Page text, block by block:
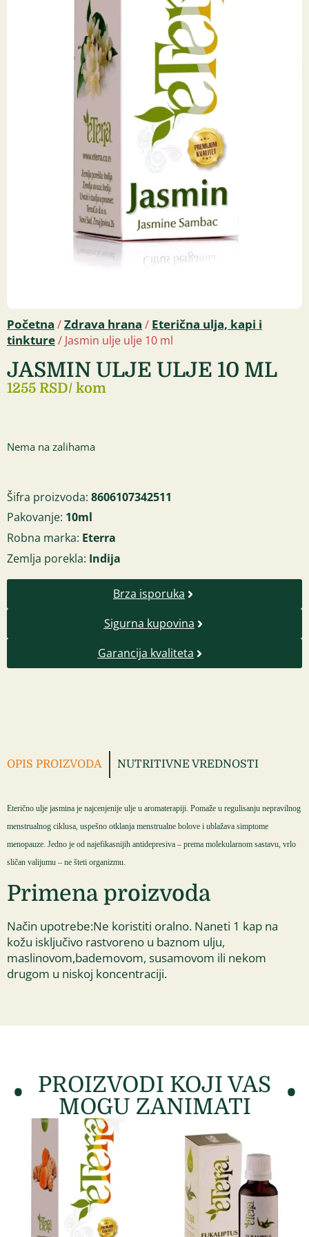
Početna /Zdrava hrana / Eterična ulja, kapi i
tinkture/ Jasmin ulje ulje 10 ml
JASMIN ULJE ULJE 10 ML
1255 RSD/ kom
Nema na zalihama
Šifra proizvoda: 8606107342511
Pakovanje: 10ml
Robna marka: Eterra
Zemlja porekla: Indija
Brza isporuka
Sigurna kupovina
Garancija kvaliteta
OPIS PROIZVODA NUTRITIVNE VREDNOSTI
Eterično ulje jasmina je najcenjenije ulje u aromaterapiji. Pomaže u regulisanju nepravilnog
menstrualnog ciklusa, uspešno otklanja menstrualne bolove i ublažava simptome
menopauze. Jedno je od najefikasnijih antidepresiva – prema molekularnom sastavu, vrlo
sličan valijumu – ne šteti organizmu.
Primena proizvoda
Način upotrebe:Ne koristiti oralno. Naneti 1 kap na
kožu isključivo rastvoreno u baznom ulju,
maslinovom,bademovom, susamovom ili nekom
drugom u niskoj koncentraciji.
PROIZVODI KOJI VAS
MOGU ZANIMATI